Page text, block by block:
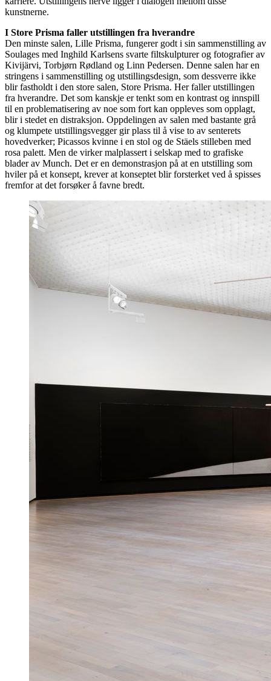
kunstnerne.
I Store Prisma faller utstillingen fra hverandre
Den minste salen, Lille Prisma, fungerer godt i sin sammenstilling av
Soulages med Inghild Karlsens svarte filtskulpturer og fotografier av
Kivijärvi, Torbjørn Rødland og Linn Pedersen. Denne salen har en
stringens i sammenstilling og utstillingsdesign, som dessverre ikke
blir fastholdt i den store salen, Store Prisma. Her faller utstillingen
fra hverandre. Det som kanskje er tenkt som en kontrast og innspill
til en problematisering av noe som fort kan oppleves som opplagt,
blir i stedet en distraksjon. Oppdelingen av salen med bastante grå
og klumpete utstillingsvegger gir plass til å vise to av senterets
hovedverker; Picassos kvinne i en stol og de Stäels stilleben med
rosa palett. Men de virker malplassert i selskap med to grafiske
blader av Munch. Det er en demonstrasjon på at en utstilling som
hviler på et konsept, krever at konseptet blir forsterket ved å spisses
fremfor at det forsøker å favne bredt.